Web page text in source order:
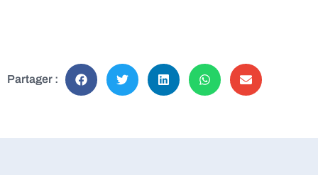
Partager :